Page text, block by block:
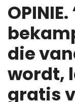
die
wordt,
gratis